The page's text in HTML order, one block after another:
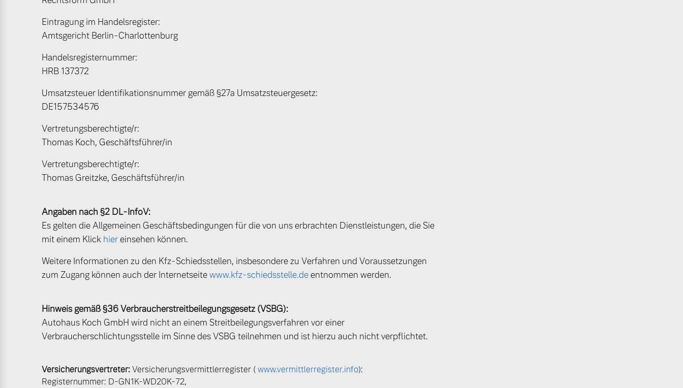
Mild-Hybrid
4 Modelle
Geschäftskunden
Editionsmodelle
Konnektivität
Angebot anfragen
Sofort verfügbare Fahrzeuge
Volvo Selekt Gebrauchtwagen
Mehr erfahren
Aktuelle Angebote
Volvo Gebrauchtwagenbörse
Gebrauchtwagen
Volvo kauft Ihr Auto
Zubehörkatalog
Unser Team
Unsere News & Events
Eintragung im Handelsregister:
Amtsgericht Berlin-Charlottenburg
Handelsregisternummer:
HRB 137372
Umsatzsteuer ldentifikationsnummer gemäß §27a Umsatzsteuergesetz:
DE157534576
Vertretungsberechtigte/r:
Thomas Koch, Geschäftsführer/in
Vertretungsberechtigte/r:
Thomas Greitzke, Geschäftsführer/in
Angaben nach §2 DL-InfoV:
Es gelten die Allgemeinen Geschäftsbedingungen für die von uns erbrachten Dienstleistungen, die Sie
mit einem Klick hiereinsehen können.
Weitere Informationen zu den Kfz-Schiedsstellen, insbesondere zu Verfahren und Voraussetzungen
zum Zugang können auch der Internetseitewww.kfz-schiedsstelle.deentnommen werden.
Hinweis gemäß §36 Verbraucherstreitbeilegungsgesetz (VSBG):
Autohaus Koch GmbH wird nicht an einem Streitbeilegungsverfahren vor einer
Verbraucherschlichtungsstelle im Sinne des VSBG teilnehmen und ist hierzu auch nicht verpflichtet.
Versicherungsvertreter:Versicherungsvermittlerregister (www.vermittlerregister.info):
Registernummer: D-GN1K-WD20K-72,